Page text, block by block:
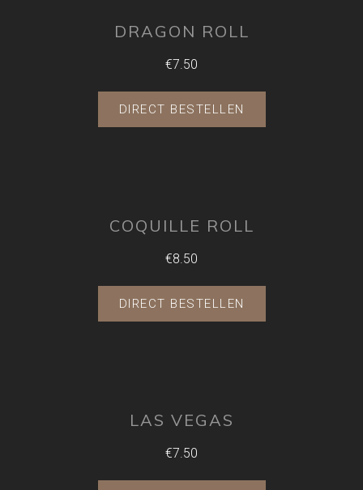
DRAGON ROLL
€7.50
DIRECT BESTELLEN
COQUILLE ROLL
€8.50
DIRECT BESTELLEN
LAS VEGAS
€7.50